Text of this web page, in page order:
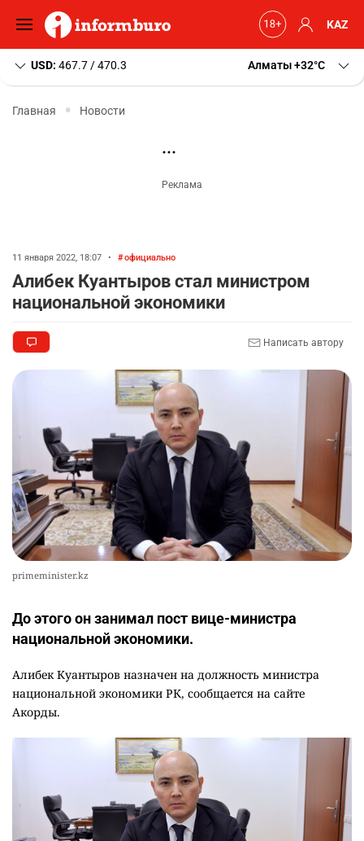
KAZ
USD: 467.7 / 470.3 Алматы+32 C
Главная Новости
11 января 2022, 18:07 • официально
Алибек Куантыров стал министром
национальной экономики
Написать автору
primeminister.kz
До этого он занимал пост вице-министра
национальной экономики.
Алибек Куантыров назначен на должность министра
национальной экономики РК, сообщается на сайте
Акорды.